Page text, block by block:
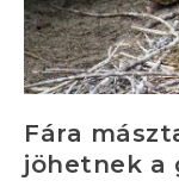
Fára
jöhetnek a